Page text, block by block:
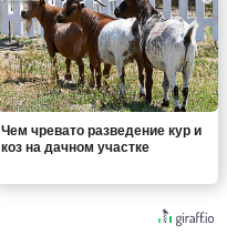
Чем чревато разведение кур и
коз на дачном участке